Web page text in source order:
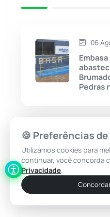
Candiba
Cândido Sales
Caturama
Chapada Diamantina
Condeúba
06
Pedras
06
Ex-
🍪 Preferências
Utilizamos cookies para
continuar, você concorda
Privacidade.